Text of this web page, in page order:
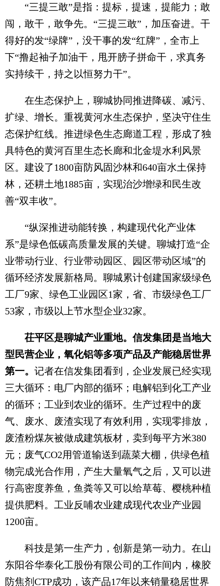
“三提三敢”是指：提标，提速，提能力；敢
闯，敢干，敢争先。“三提三敢”，加压奋进。干
得好的发“绿牌”，没干事的发“红牌”，全市上
下“撸起袖子加油干，甩开膀子拼命干，求真务
实持续干，持之以恒努力干”。
在生态保护上，聊城协同推进降碳、减污、
扩绿、增长。重视黄河水生态保护，坚决守住生
态保护红线。推进绿色生态廊道工程，形成了独
具特色的黄河百里生态长廊和北金堤水利风景
区。建设了1800亩防风固沙林和640亩水土保持
林，还耕土地1885亩，实现治沙增绿和民生改
善“双丰收”。
“纵深推进动能转换，构建现代化产业体
系”是绿色低碳高质量发展的关键。聊城打造“企
业带动行业、行业带动园区、园区带动区域”的
循环经济发展新格局。聊城累计创建国家级绿色
工厂9家、绿色工业园区1家，省、市级绿色工厂
53家，市级以上节水型企业32家。
茌平区是聊城产业重地。信发集团是当地大
型民营企业，氧化铝等多项产品及产能稳居世界
第一。 记者在信发集团看到，企业发展已经实现
三大循环：电厂内部的循环；电解铝到化工产业
的循环；工业到农业的循环。生产过程中的废
气、废水、废渣实现了有效利用，实现零排放，
废渣粉煤灰被做成建筑板材，卖到每平方米380
元；废气CO2用管道输送到蔬菜大棚，供绿色植
物完成光合作用，产生大量氧气之后，又可以进
行高密度养鱼，鱼粪等又可以给草莓、樱桃种植
提供肥料。工业反哺农业建成现代农业产业园
1200亩。
科技是第一生产力，创新是第一动力。在山
东阳谷华泰化工股份有限公司的工作间内，橡胶
防焦剂CTP成功，该产品17年以来销量稳居世界